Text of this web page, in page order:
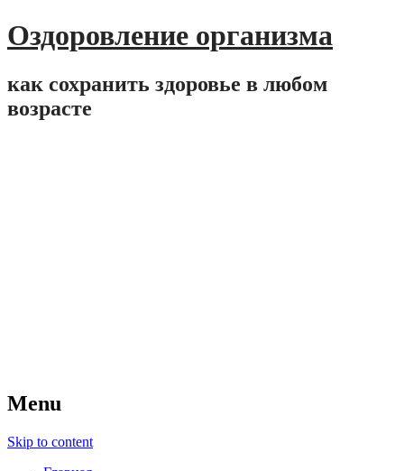
Оздоровление организма
как сохранить здоровье в любом
возрасте
Menu
Skip to content